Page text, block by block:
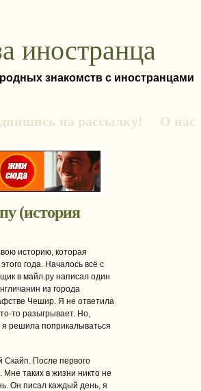
иностранца
знакомств с иностранцами
на рассылку! О нас
(история
историю, которая
года. Началось всё с
в майл.ру написал один
из города
Чешир. Я не ответила
то разыгрывает. Но,
я решила поприкалываться
Скайп. После первого
таких в жизни никто не
Он писал каждый день, я